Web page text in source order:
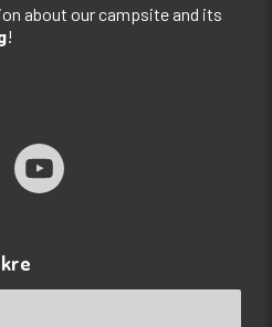
about our campsite and its
!